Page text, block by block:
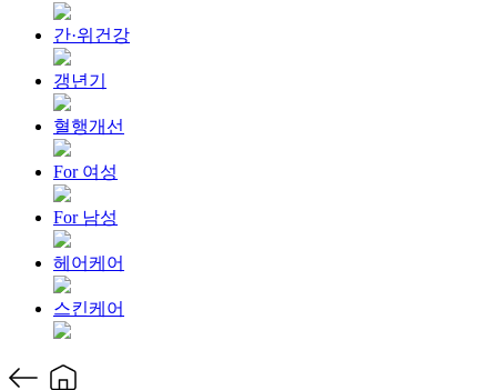
간·위건강
갱년기
혈행개선
For 여성
For 남성
헤어케어
스킨케어